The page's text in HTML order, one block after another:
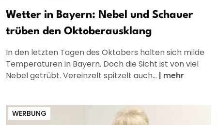
Wetter in Bayern: Nebel und Schauer
trüben den Oktoberausklang
In den letzten Tagen des Oktobers halten sich milde
Temperaturen in Bayern. Doch die Sicht ist von viel
Nebel getrübt. Vereinzelt spitzelt auch... | mehr
WERBUNG